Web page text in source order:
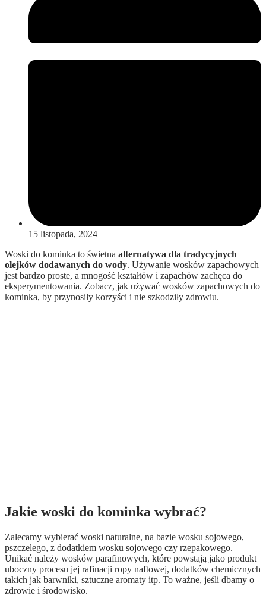
15 listopada, 2024
Woski do kominka to świetna alternatywa dla tradycyjnych
olejków dodawanych do wody. Używanie wosków zapachowych
jest bardzo proste, a mnogość kształtów i zapachów zachęca do
eksperymentowania. Zobacz, jak używać wosków zapachowych do
kominka, by przynosiły korzyści i nie szkodziły zdrowiu.
Jakie woski do kominka wybrać?
Zalecamy wybierać woski naturalne, na bazie wosku sojowego,
pszczelego, z dodatkiem wosku sojowego czy rzepakowego.
Unikać należy wosków parafinowych, które powstają jako produkt
uboczny procesu jej rafinacji ropy naftowej, dodatków chemicznych
takich jak barwniki, sztuczne aromaty itp. To ważne, jeśli dbamy o
zdrowie i środowisko.